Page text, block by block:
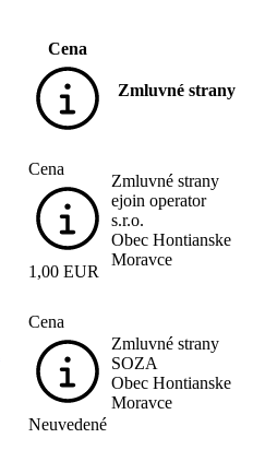
Cena
Zmluvné strany
Cena
1,00 EUR
Zmluvné strany
ejoin operator
s.r.o.
Obec Hontianske
Moravce
Cena
Neuvedené
Zmluvné strany
SOZA
Obec Hontianske
Moravce